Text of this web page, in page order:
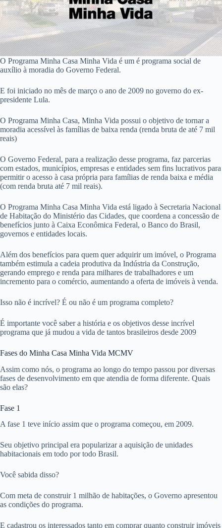
O Programa Minha Casa Minha Vida é um é programa social de
auxílio à moradia do Governo Federal.
E foi iniciado no mês de março o ano de 2009 no governo do ex-
presidente Lula.
O Programa Minha Casa, Minha Vida possui o objetivo de tornar a
moradia acessível às famílias de baixa renda (renda bruta de até 7 mil
reais)
O Governo Federal, para a realização desse programa, faz parcerias
com estados, municípios, empresas e entidades sem fins lucrativos para
permitir o acesso à casa própria para famílias de renda baixa e média
(com renda bruta até 7 mil reais).
O Programa Minha Casa Minha Vida está ligado à Secretaria Nacional
de Habitação do Ministério das Cidades, que coordena a concessão de
benefícios junto à Caixa Econômica Federal, o Banco do Brasil,
governos e entidades locais.
Além dos benefícios para quem quer adquirir um imóvel, o Programa
também estimula a cadeia produtiva da Indústria da Construção,
gerando emprego e renda para milhares de trabalhadores e um
incremento para o comércio, aumentando a oferta de imóveis à venda.
Isso não é incrível? É ou não é um programa completo?
É importante você saber a história e os objetivos desse incrível
programa que já mudou a vida de tantos brasileiros desde 2009
Fases do Minha Casa Minha Vida MCMV
Assim como nós, o programa ao longo do tempo passou por diversas
fases de desenvolvimento em que atendia de forma diferente. Quais
são elas?
Fase 1
A fase 1 teve início assim que o programa começou, em 2009.
Seu objetivo principal era popularizar a aquisição de unidades
habitacionais em todo por todo Brasil.
Você sabida disso?
Com meta de construir 1 milhão de habitações, o Governo apresentou
as condições do programa.
E cadastrou os interessados tanto em comprar quanto construir imóveis